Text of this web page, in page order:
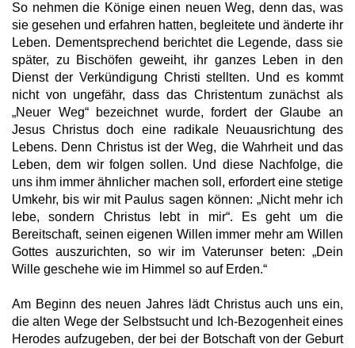
So nehmen die Könige einen neuen Weg, denn das, was
sie gesehen und erfahren hatten, begleitete und änderte ihr
Leben. Dementsprechend berichtet die Legende, dass sie
später, zu Bischöfen geweiht, ihr ganzes Leben in den
Dienst der Verkündigung Christi stellten. Und es kommt
nicht von ungefähr, dass das Christentum zunächst als
„Neuer Weg“ bezeichnet wurde, fordert der Glaube an
Jesus Christus doch eine radikale Neuausrichtung des
Lebens. Denn Christus ist der Weg, die Wahrheit und das
Leben, dem wir folgen sollen. Und diese Nachfolge, die
uns ihm immer ähnlicher machen soll, erfordert eine stetige
Umkehr, bis wir mit Paulus sagen können: „Nicht mehr ich
lebe, sondern Christus lebt in mir“. Es geht um die
Bereitschaft, seinen eigenen Willen immer mehr am Willen
Gottes auszurichten, so wir im Vaterunser beten: „Dein
Wille geschehe wie im Himmel so auf Erden.“
Am Beginn des neuen Jahres lädt Christus auch uns ein,
die alten Wege der Selbstsucht und Ich-Bezogenheit eines
Herodes aufzugeben, der bei der Botschaft von der Geburt